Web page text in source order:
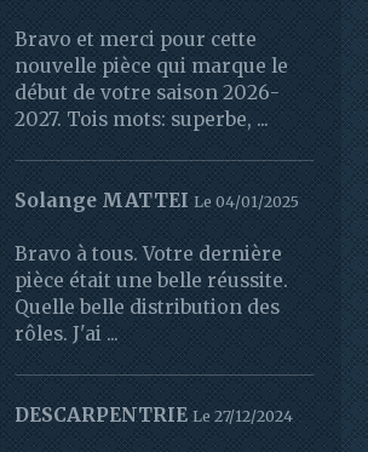
Bravo et merci pour cette
nouvelle pièce qui marque le
début de votre saison 2026-
2027. Tois mots: superbe, ...
Solange MATTEI Le 04/01/2025
Bravo à tous. Votre dernière
pièce était une belle réussite.
Quelle belle distribution des
rôles. J'ai ...
DESCARPENTRIE Le 27/12/2024